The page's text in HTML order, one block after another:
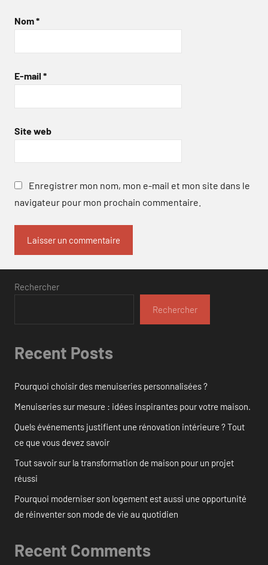
Nom*
E-mail *
Site web
Enregistrer mon nom, mon e-mail et mon site dans le
navigateur pour mon prochain commentaire.
Rechercher
Rechercher
Recent Posts
Pourquoi choisir des menuiseries personnalisées ?
Menuiseries sur mesure : idées inspirantes pour votre maison.
Quels événements justifient une rénovation intérieure ? Tout
ce que vous devez savoir
Tout savoir sur la transformation de maison pour un projet
réussi
Pourquoi moderniser son logement est aussi une opportunité
de réinventer son mode de vie au quotidien
Recent Comments